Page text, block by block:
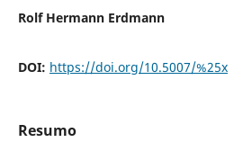
Rolf Hermann Erdmann
DOI: https://doi.org/10.5007/%25x
Resumo